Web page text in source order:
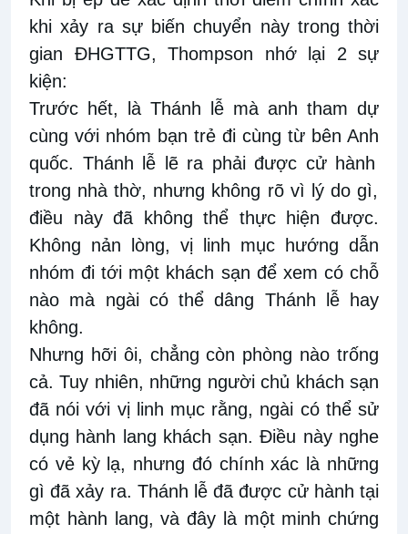
khi xảy ra sự biến chuyển này trong thời
gian ĐHGTTG, Thompson nhớ lại 2 sự
kiện:
Trước hết,
là Thánh lễ mà anh tham dự
cùng với nhóm bạn trẻ đi cùng từ bên Anh
quốc. Thánh lễ lẽ ra phải được cử hành
trong nhà thờ, nhưng không rõ vì lý do gì,
điều này đã
không thể thực hiện được.
Không nản lòng, vị linh mục hướng dẫn
nhóm đi tới một khách sạn để xem có chỗ
nào mà ngài có thể dâng Thánh lễ hay
không.
Nhưng hỡi ôi, chẳng còn phòng nào trống
cả. Tuy nhiên, những người chủ khách sạn
đã nói với vị linh mục rằng, ngài có thể sử
dụng hành lang khách sạn. Điều này nghe
có vẻ kỳ lạ, nhưng đó chính xác là những
gì đã xảy ra. Thánh lễ đã được cử hành tại
một hành lang, và đây là một minh chứng